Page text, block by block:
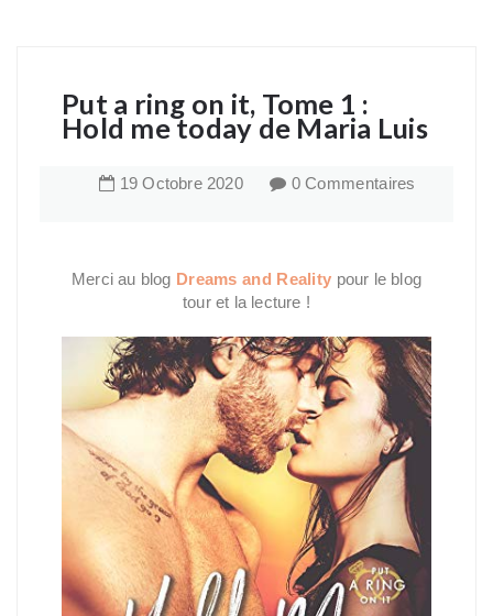
Put a ring on it, Tome 1 :
Hold me today de Maria Luis
19 Octobre 2020 0 Commentaires
Merci au blog Dreams and Reality pour le blog
tour et la lecture !